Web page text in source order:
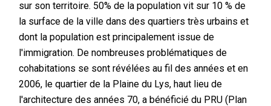
sur son territoire. 50% de la population vit sur 10 % de
la surface de la ville dans des quartiers très urbains et
dont la population est principalement issue de
l'immigration. De nombreuses problématiques de
cohabitations se sont révélées au fil des années et en
2006, le quartier de la Plaine du Lys, haut lieu de
l'architecture des années 70, a bénéficié du PRU (Plan